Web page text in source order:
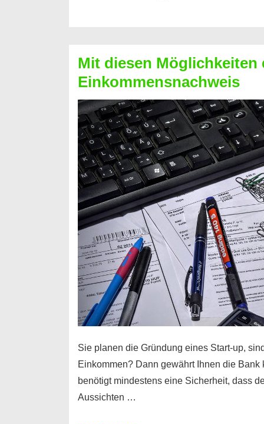
Mit diesen Möglichkeiten
Einkommensnachweis
Sie planen die Gründung eines Start-up,
Einkommen? Dann gewährt Ihnen die
benötigt mindestens eine Sicherheit, dass
Aussichten …